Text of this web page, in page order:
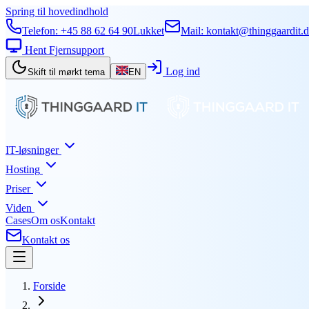
Spring til hovedindhold
Telefon: +45 88 62 64 90Lukket Mail:
Hent Fjernsupport
Skift til mørkt tema EN Log ind
IT-løsninger
Hosting
Priser
Viden
CasesOm osKontakt
Kontakt os
Forside